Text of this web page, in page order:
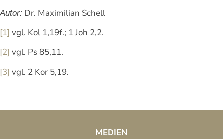
Autor: Dr. Maximilian Schell
[1] vgl. Kol 1,19f.; 1 Joh 2,2.
[2] vgl. Ps 85,11.
[3] vgl. 2 Kor 5,19.
MEDIEN